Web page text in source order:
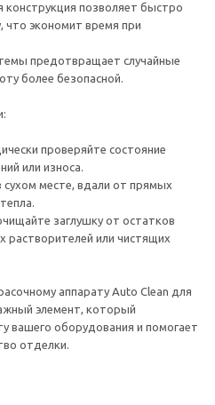
конструкция позволяет быстро
что экономит время при
предотвращает случайные
более безопасной.
проверяйте состояние
или износа.
сухом месте, вдали от прямых
заглушку от остатков
или чистящих
аппарату Auto Clean для
элемент, который
вашего оборудования и помогает
отделки.